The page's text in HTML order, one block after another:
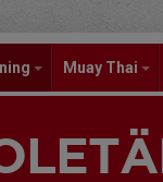
Muay Thai